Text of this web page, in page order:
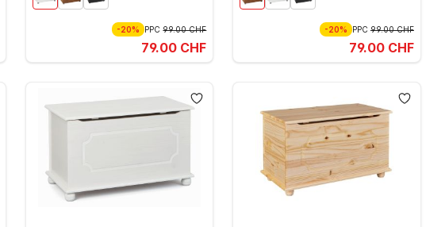
-20% PPC99.00 CHF
79.00 CHF
-20% PPC 99.00 CHF
79.00 CHF